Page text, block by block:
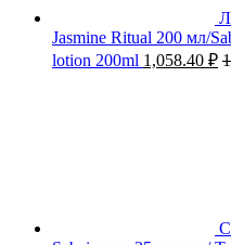
Jasmine Ritual 200 мл/
lotion 200ml 1,058.40 ₽